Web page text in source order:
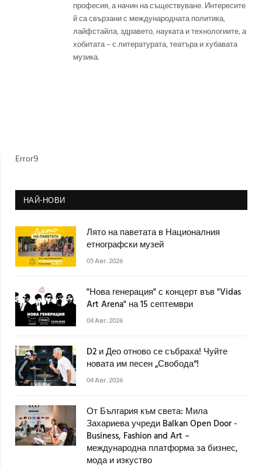
професия, а начин на съществуване. Интересите
й са свързани с международната политика,
лайфстайла, здравето, науката и технологиите, а
хобитата – с литературата, театъра и хубавата
музика.
Error9
НАЙ-НОВИ
Лято на паветата в Националния
етнографски музей
05 Авг. 2026
"Нова генерация" с концерт във "Vidas
Art Arena" на 15 септември
04 Авг. 2026
D2 и Део отново се събраха! Чуйте
новата им песен „Свобода“!
04 Авг. 2026
От България към света: Мила
Захариева учреди Balkan Open Door -
Business, Fashion and Art –
международна платформа за бизнес,
мода и изкуство